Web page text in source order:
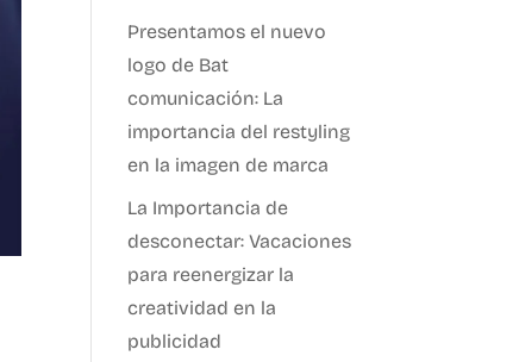
Presentamos el nuevo
logo de Bat
comunicación: La
importancia del restyling
en la imagen de marca
La Importancia de
desconectar: Vacaciones
para reenergizar la
creatividad en la
publicidad